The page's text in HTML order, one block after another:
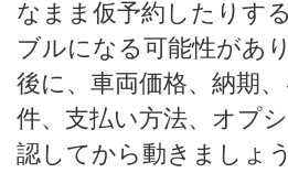
なまま仮予約したりす
ブルになる可能性があ
後に、車両価格、納期
件、支払い方法、オプ
認してから動きましょう